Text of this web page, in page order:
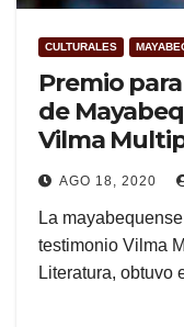
CULTURALES
Premio
de
Vilma
AGO 18, 2020
La
testimonio Vilma
Literatura,